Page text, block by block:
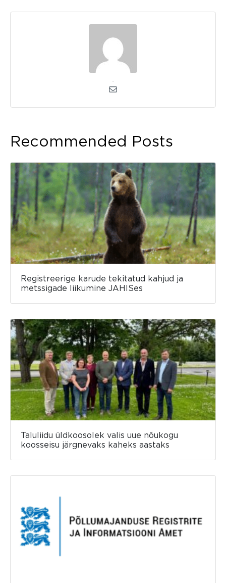
Recommended Posts
Registreerige karude tekitatud kahjud ja
metssigade liikumine JAHISes
Taluliidu üldkoosolek valis uue nõukogu
koosseisu järgnevaks kaheks aastaks